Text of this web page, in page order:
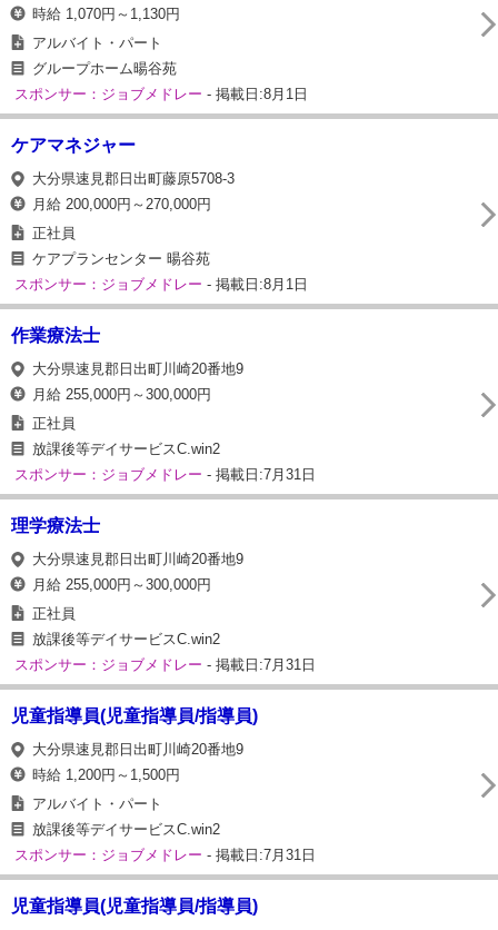
時給 1,070円～1,130円
アルバイト・パート
グループホーム暘谷苑
スポンサー：ジョブメドレー - 掲載日:8月1日
ケアマネジャー
大分県速見郡日出町藤原5708-3
月給 200,000円～270,000円
正社員
ケアプランセンター 暘谷苑
スポンサー：ジョブメドレー - 掲載日:8月1日
作業療法士
大分県速見郡日出町川崎20番地9
月給 255,000円～300,000円
正社員
放課後等デイサービスC.win2
スポンサー：ジョブメドレー - 掲載日:7月31日
理学療法士
大分県速見郡日出町川崎20番地9
月給 255,000円～300,000円
正社員
放課後等デイサービスC.win2
スポンサー：ジョブメドレー - 掲載日:7月31日
児童指導員(児童指導員/指導員)
大分県速見郡日出町川崎20番地9
時給 1,200円～1,500円
アルバイト・パート
放課後等デイサービスC.win2
スポンサー：ジョブメドレー - 掲載日:7月31日
児童指導員(児童指導員/指導員)